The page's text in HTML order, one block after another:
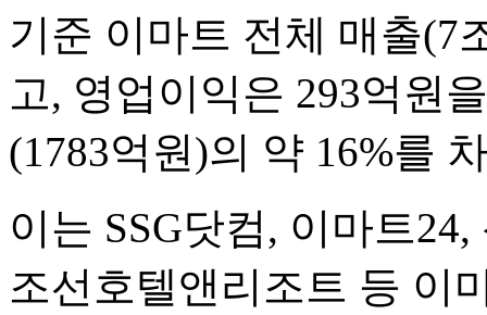
기준 이마트 전체 매출(7
고, 영업이익은 293억원
(1783억원)의 약 16%를
이는 SSG닷컴, 이마트
조선호텔앤리조트 등 이